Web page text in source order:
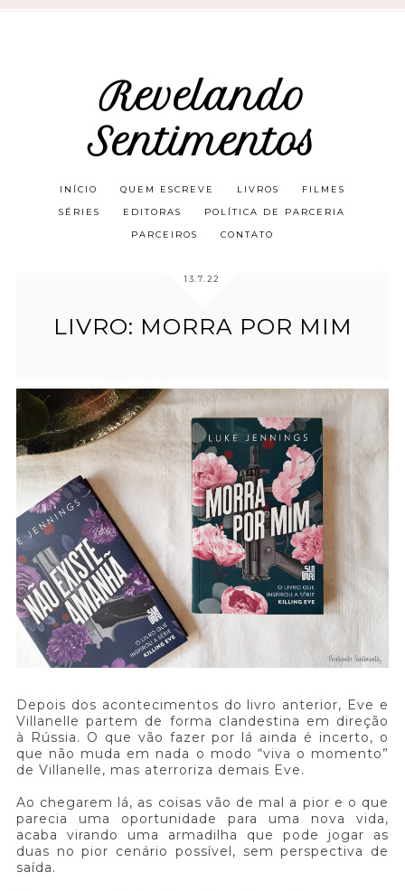
Revelando
Sentimentos
INÍCIO QUEM ESCREVE LIVROS FILMES
SÉRIES EDITORAS POLÍTICA DE PARCERIA
PARCEIROS CONTATO
13.7.22
LIVRO: MORRA POR MIM
Depois dos acontecimentos do livro anterior, Eve e
Villanelle partem de forma clandestina em direção
à Rússia. O que vão fazer por lá ainda é incerto, o
que não muda em nada o modo “viva o momento”
de Villanelle, mas aterroriza demais Eve.
Ao chegarem lá, as coisas vão de mal a pior e o que
parecia uma oportunidade para uma nova vida,
acaba virando uma armadilha que pode jogar as
duas no pior cenário possível, sem perspectiva de
saída.